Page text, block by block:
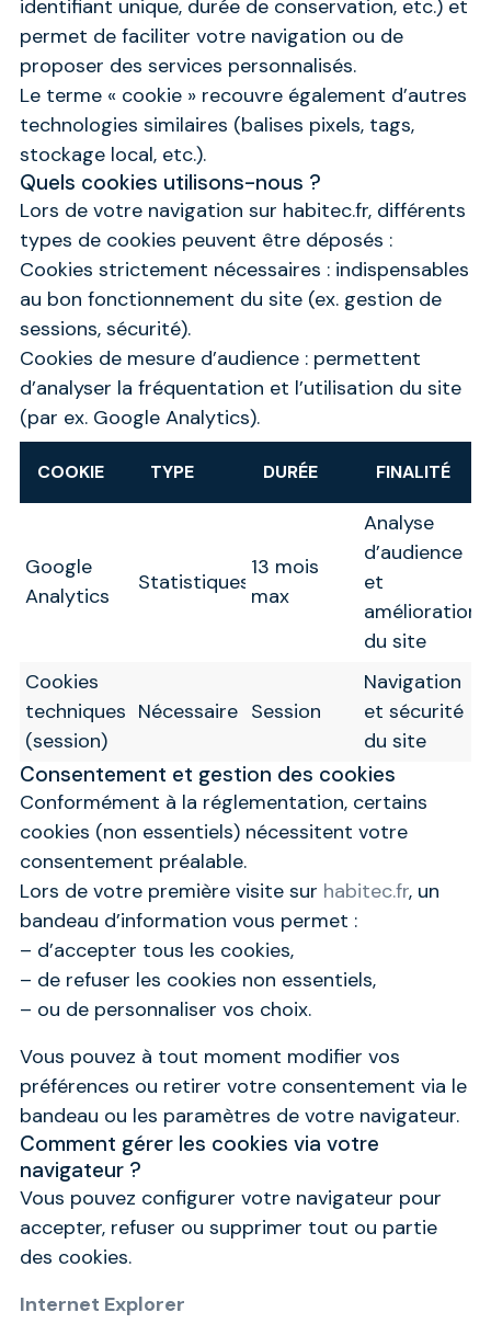
identifiant unique, durée de conservation, etc.) et
permet de faciliter votre navigation ou de
proposer des services personnalisés.
Le terme « cookie » recouvre également d’autres
technologies similaires (balises pixels, tags,
stockage local, etc.).
Quels cookies utilisons-nous ?
Lors de votre navigation sur habitec.fr, différents
types de cookies peuvent être déposés :
Cookies strictement nécessaires : indispensables
au bon fonctionnement du site (ex. gestion de
sessions, sécurité).
Cookies de mesure d’audience : permettent
d’analyser la fréquentation et l’utilisation du site
(par ex. Google Analytics).
COOKIE TYPE DURÉE FINALITÉ
Google
Analytics
Statistiques
13 mois
max
Analyse
d’audience
et
amélioration
du site
Cookies
techniques
(session)
Nécessaire Session
Navigation
et sécurité
du site
Consentement et gestion des cookies
Conformément à la réglementation, certains
cookies (non essentiels) nécessitent votre
consentement préalable.
Lors de votre première visite sur habitec.fr, un
bandeau d’information vous permet :
– d’accepter tous les cookies,
– de refuser les cookies non essentiels,
– ou de personnaliser vos choix.
Vous pouvez à tout moment modifier vos
préférences ou retirer votre consentement via le
bandeau ou les paramètres de votre navigateur.
Comment gérer les cookies via votre
navigateur ?
Vous pouvez configurer votre navigateur pour
accepter, refuser ou supprimer tout ou partie
des cookies.
Internet Explorer